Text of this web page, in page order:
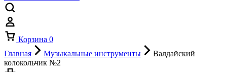
Корзина 0
Главная
Музыкальные инструменты
Валдайский
колокольчик №2